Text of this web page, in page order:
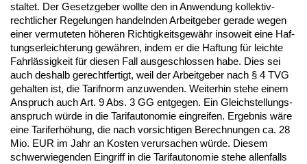
stal­tet. Der Ge­setz­ge­ber woll­te den in An­wen­dung kol­lek­tiv­
recht­li­cher Re­ge­lun­gen han­deln­den Ar­beit­ge­ber ge­ra­de we­gen
ei­ner ver­mu­te­ten höhe­ren Rich­tig­keits­gewähr in­so­weit ei­ne Haf­
tungs­er­leich­te­rung gewähren, in­dem er die Haf­tung für leich­te
Fahrlässig­keit für die­sen Fall aus­ge­schlos­sen ha­be. Dies sei
auch des­halb ge­recht­fer­tigt, weil der Ar­beit­ge­ber nach § 4 TVG
ge­hal­ten ist, die Ta­rif­norm an­zu­wen­den. Wei­ter­hin ste­he ei­nem
An­spruch auch Art. 9 Abs. 3 GG ent­ge­gen. Ein Gleich­stel­lungs­
an­spruch würde in die Ta­rif­au­to­no­mie ein­grei­fen. Er­geb­nis wäre
ei­ne Ta­rif­erhöhung, die nach vor­sich­ti­gen Be­rech­nun­gen ca. 28
Mio. EUR im Jahr an Kos­ten ver­ur­sa­chen würde. Die­sem
schwer­wie­gen­den Ein­griff in die Ta­rif­au­to­no­mie ste­he al­len­falls